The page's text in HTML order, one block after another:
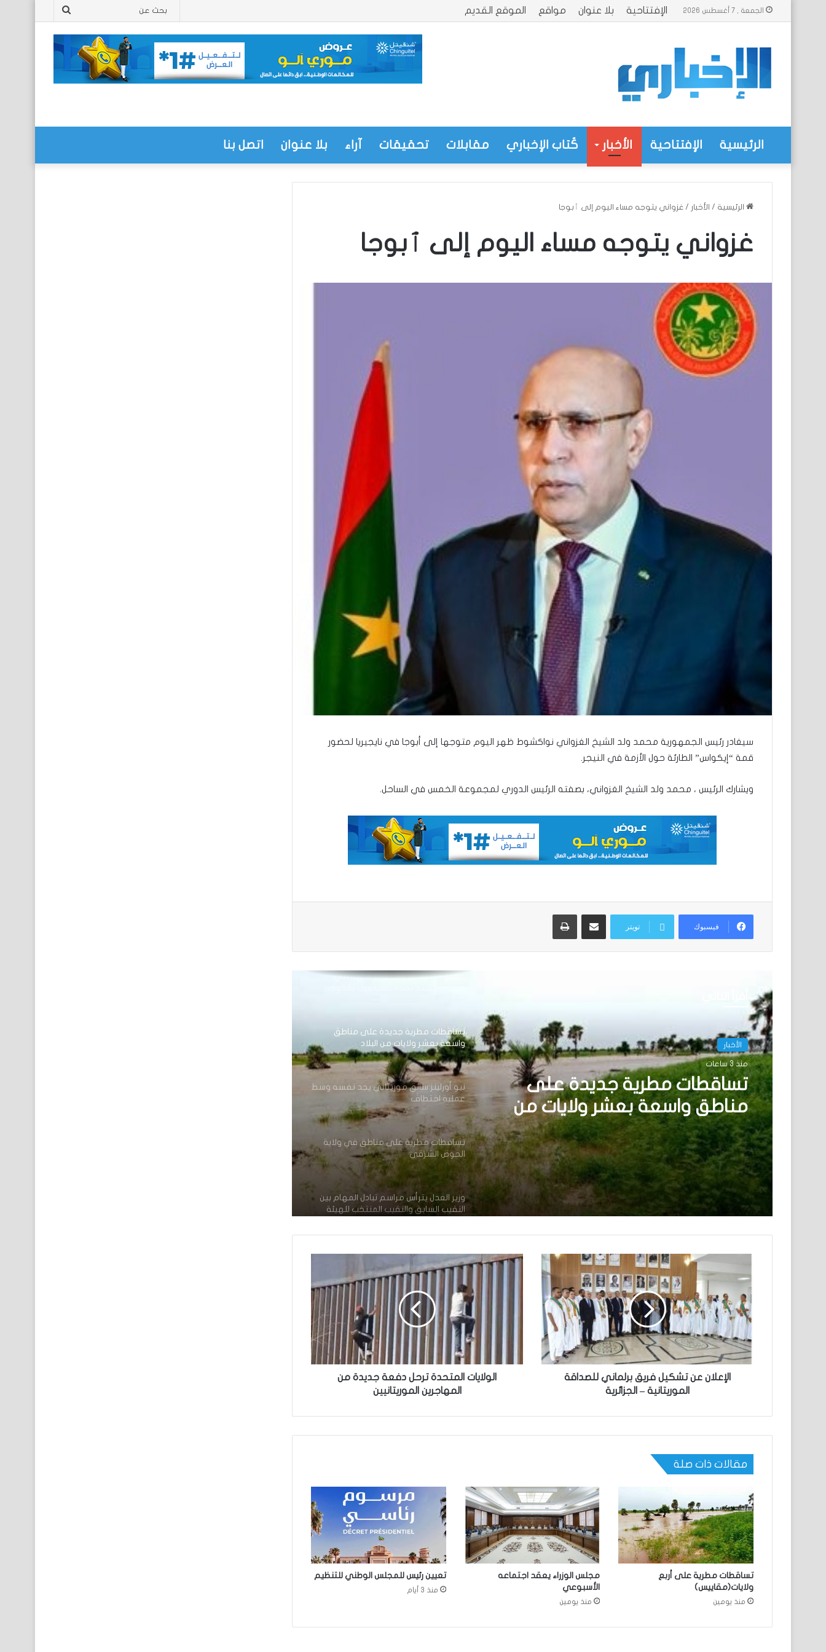
الجمعة , 7 أغسطس 2026 الإفتتاحية بلا عنوان مواقع الموقع القديم بحث
الرئيسية الإفتتاحية الأخبار كُتاب الإخباري مقابلات تحقيقات آراء بلا عنوان اتصل بنا
الرئيسية / الأخبار / غزواني يتوجه مساء اليوم إلى ٱبوجا
غزواني يتوجه مساء اليوم إلى ٱبوجا
سيغادر رئيس الجمهورية محمد ولد الشيخ الغزواني نواكشوط ظهر اليوم متوجها إلى أبوجا في نايجيريا لحضور
قمة “إيكواس” الطارئة حول الأزمة في النيجر.
ويشارك الرئيس ، محمد ولد الشيخ الغزواني، بصفته الرئيس الدوري لمجموعة الخمس في الساحل.
فيسبوك تويتر
مشاركة عبر البريد طباعة
الأخبار
منذ 3 ساعات
تساقطات مطرية جديدة على
مناطق واسعة بعشر ولايات من
البلاد
للجنة الوطنية لحقوق الإنسان
بَلَّال بعد تألقه في المنتدى الموريتاني
توقع عواصف رعدية قوية على جنوب
غرب موريتانيا وشمال السنغال
مقتل 8 أشخاص وإصابة 15 آخرين في
تساقطات مطرية جديدة على مناطق
واسعة بعشر ولايات من البلاد
نيو أورلينز:سائق موريتاني يجد نفسه وسط
عملية اختطاف
تساقطات مطرية على مناطق في ولاية
الحوض الشرقي
وزير العدل يترأس مراسم تبادل المهام بين
النقيب السابق والنقيب المنتخب للهيئة
تعيين محمد محمود ولد داهي رئيسا
للجنة الوطنية لحقوق الإنسان
إشادة بكفاءة المهندس محمد سليمان ولد
بَلَّال بعد تألقه في المنتدى الموريتاني
العُماني
توقع عواصف رعدية قوية على جنوب
غرب موريتانيا وشمال السنغال
مقتل 8 أشخاص وإصابة 15 آخرين في
هجوم مسلح نفذه طالب قرب بانكوك
تساقطات مطرية جديدة على مناطق
واسعة بعشر ولايات من البلاد
عملية اختطاف
الإعلان عن تشكيل فريق برلماني للصداقة
الموريتانية – الجزائرية
الولايات المتحدة ترحل دفعة جديدة من
المهاجرين الموريتانيين
مقالات ذات صلة
تساقطات مطرية على أربع
ولايات(مقاييس)
منذ يومين
مجلس الوزراء يعقد اجتماعه
الأسبوعي
منذ يومين
تعيين رئيس للمجلس الوطني للتنظيم
منذ 3 أيام